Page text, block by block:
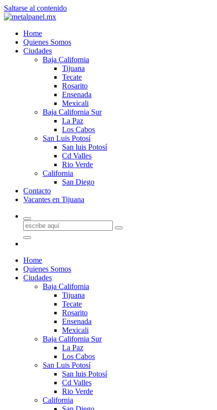
Saltarse al contenido
Home
Quienes Somos
Ciudades
Baja California
Tijuana
Tecate
Rosarito
Ensenada
Mexicali
Baja California Sur
La Paz
Los Cabos
San Luis Potosí
San luis Potosí
Cd Valles
Rio Verde
California
San Diego
Contacto
Vacantes en Tijuana
Home
Quienes Somos
Ciudades
Baja California
Tijuana
Tecate
Rosarito
Ensenada
Mexicali
Baja California Sur
La Paz
Los Cabos
San Luis Potosí
San luis Potosí
Cd Valles
Rio Verde
California